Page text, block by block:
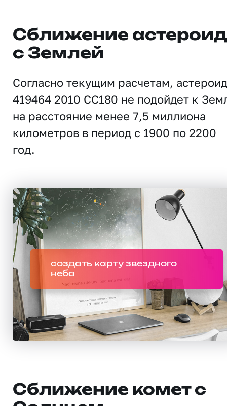
Сближение
с Землей
Согласно текущим расчетам, астероид
419464 2010 CC180 не подойдет к
на расстояние менее 7,5 миллиона
километров в период с 1900 по 2200
год.
создать карту звездного
неба
Сближение комет с